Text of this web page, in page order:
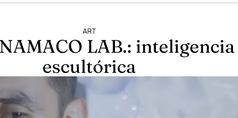
ART
LAB.:
escultórica